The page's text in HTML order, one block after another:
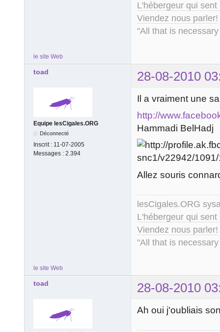
L'hébergeur qui
Viendez nous parler!
"All that is
le site Web
toad 28-08-2010
Equipe lesCigales.ORG
Déconnecté
Inscrit : 11-07-2005
Messages : 2.394
Il a vraiment une
http://
Hammadi BelHadj
Allez souris
lesCigales.ORG
L'hébergeur qui
Viendez nous parler!
"All that is
le site Web
toad 28-08-2010
Ah oui j'oubliais